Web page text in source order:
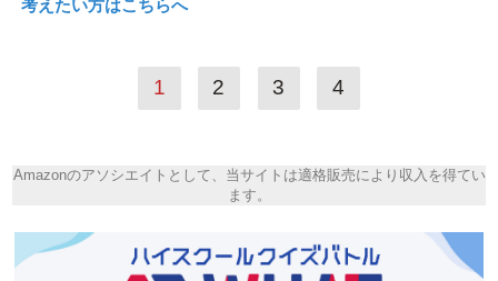
考えたい方はこちらへ
1 2 3 4
Amazonのアソシエイトとして、当サイトは適格販売により収入を得てい
ます。